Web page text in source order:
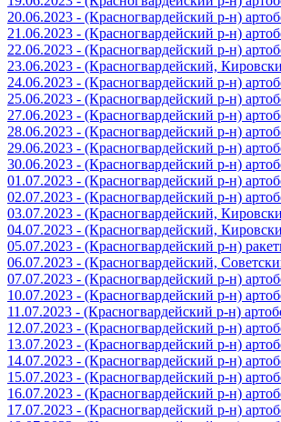
20.06.2023 - (Красногвардейский р-н)
21.06.2023 - (Красногвардейский р-н)
22.06.2023 - (Красногвардейский р-н)
23.06.2023 - (Красногвардейский,
24.06.2023 - (Красногвардейский р-н)
25.06.2023 - (Красногвардейский р-н)
27.06.2023 - (Красногвардейский р-н)
28.06.2023 - (Красногвардейский р-н)
29.06.2023 - (Красногвардейский р-н)
30.06.2023 - (Красногвардейский р-н)
01.07.2023 - (Красногвардейский р-н)
02.07.2023 - (Красногвардейский р-н)
03.07.2023 - (Красногвардейский,
04.07.2023 - (Красногвардейский,
05.07.2023 - (Красногвардейский р-н)
06.07.2023 - (Красногвардейский,
07.07.2023 - (Красногвардейский р-н)
10.07.2023 - (Красногвардейский р-н)
11.07.2023 - (Красногвардейский р-н)
12.07.2023 - (Красногвардейский р-н)
13.07.2023 - (Красногвардейский р-н)
14.07.2023 - (Красногвардейский р-н)
15.07.2023 - (Красногвардейский р-н)
16.07.2023 - (Красногвардейский р-н)
17.07.2023 - (Красногвардейский р-н)